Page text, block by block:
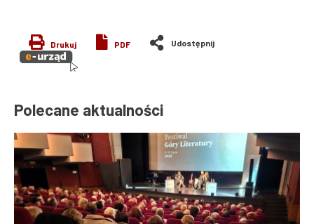
Drukuj PDF
Polecane aktualności